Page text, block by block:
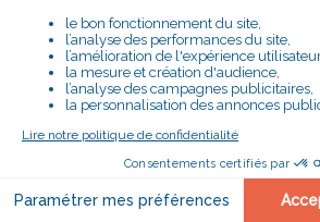
RETROUVEZ LE SECOURS
CARITAS FRANCE